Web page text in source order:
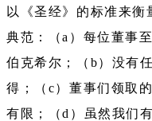
以《圣经》的标准来
典范：（a）每位董事
伯克希尔；（b）没有
得；（c）董事们领取
有限；（d）虽然我们